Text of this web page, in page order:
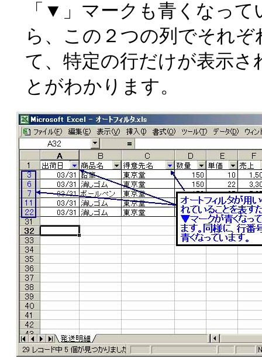
「▼」マークも青くなっ
ら、この２つの列でそれ
て、特定の行だけが表示
とがわかります。